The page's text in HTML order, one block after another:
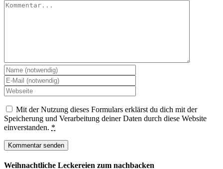
Mit der Nutzung dieses Formulars erklärst du dich mit der
Speicherung und Verarbeitung deiner Daten durch diese Website
einverstanden. *
Weihnachtliche Leckereien zum nachbacken